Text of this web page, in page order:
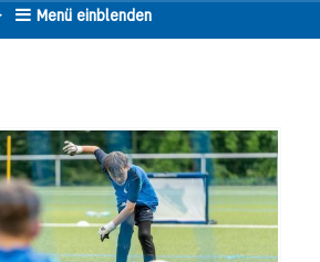
Menü einblenden